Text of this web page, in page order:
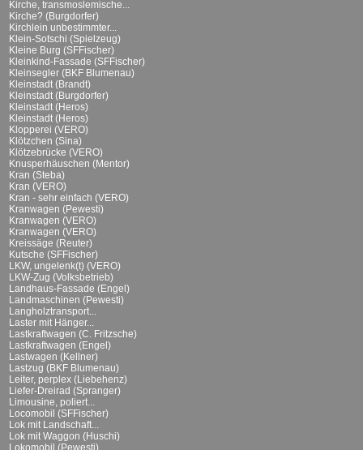
Kirche, transmoslemische...
Kirche? (Burgdorfer)
Kirchlein unbestimmter...
Klein-Sotschi (Spielzeug)
Kleine Burg (SFFischer)
Kleinkind-Fassade (SFFischer)
Kleinsegler (BKF Blumenau)
Kleinstadt (Brandt)
Kleinstadt (Burgdorfer)
Kleinstadt (Heros)
Kleinstadt (Heros)
Klopperei (VERO)
Klötzchen (Sina)
Klötzebrücke (VERO)
Knusperhäuschen (Mentor)
Kran (Steba)
Kran (VERO)
Kran - sehr einfach (VERO)
Kranwagen (Pewesti)
Kranwagen (VERO)
Kranwagen (VERO)
Kreissäge (Reuter)
Kutsche (SFFischer)
LKW, ungelenk(t) (VERO)
LKW-Zug (Volksbetrieb)
Landhaus-Fassade (Engel)
Landmaschinen (Pewesti)
Langholztransport...
Laster mit Hänger...
Lastkraftwagen (C. Fritzsche)
Lastkraftwagen (Engel)
Lastwagen (Kellner)
Lastzug (BKF Blumenau)
Leiter, perplex (Liebehenz)
Liefer-Dreirad (Spranger)
Limousine, poliert...
Locomobil (SFFischer)
Lok mit Landschaft...
Lok mit Waggon (Huschi)
Lokomobil (Pewesti)